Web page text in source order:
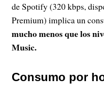
de Spotify (320 kbps,
Premium) implica un
mucho menos que los
Music.
Consumo por